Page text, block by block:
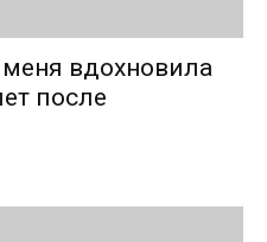
меня вдохновила
после